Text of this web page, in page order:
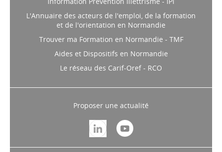
Information Prévention Illettrisme - IPI
L'Annuaire des acteurs de l'emploi, de la formation
et de l'orientation en Normandie
Trouver ma Formation en Normandie - TMF
Aides et Dispositifs en Normandie
Le réseau des Carif-Oref - RCO
Proposer une actualité